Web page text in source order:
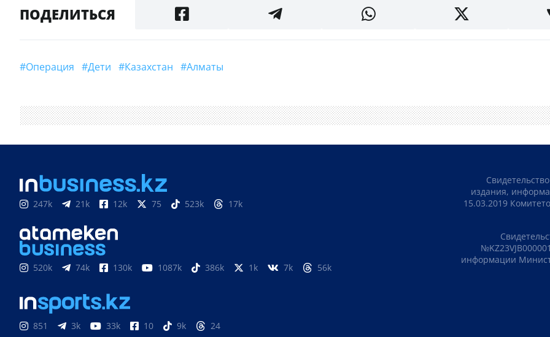
ПОДЕЛИТЬСЯ
#операция #дети #Казахстан #Алматы
247k 21k 12k 75 523k 17k
520k 74k 130k 1087k 386k 1k 7k 56k
851 3k 33k 10 9k 24
издания,
15.03.2019
информации